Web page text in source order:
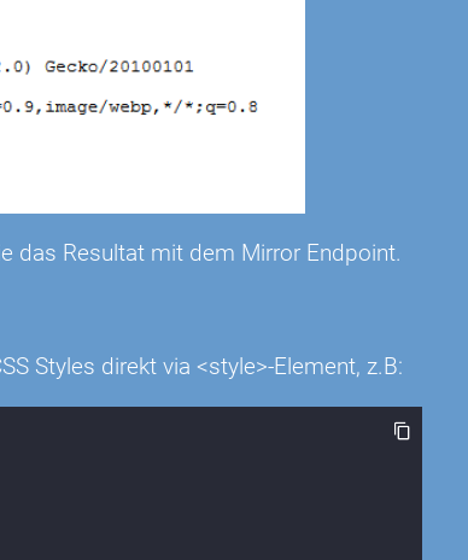
das Resultat mit dem Mirror Endpoint.
Styles direkt via <style>-Element, z.B: